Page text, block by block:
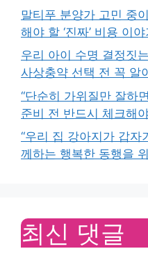
말티푸 분양가 고민 중
해야 할 ‘진짜’ 비용 이야
우리 아이 수명 결정짓
사상충약 선택 전 꼭 알
“단순히 가위질만 잘하
준비 전 반드시 체크해
“우리 집 강아지가 갑자
께하는 행복한 동행을
최신 댓글